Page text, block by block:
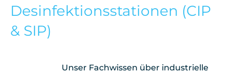
Desinfektionsstationen (CIP
& SIP)
Unser Fachwissen über industrielle